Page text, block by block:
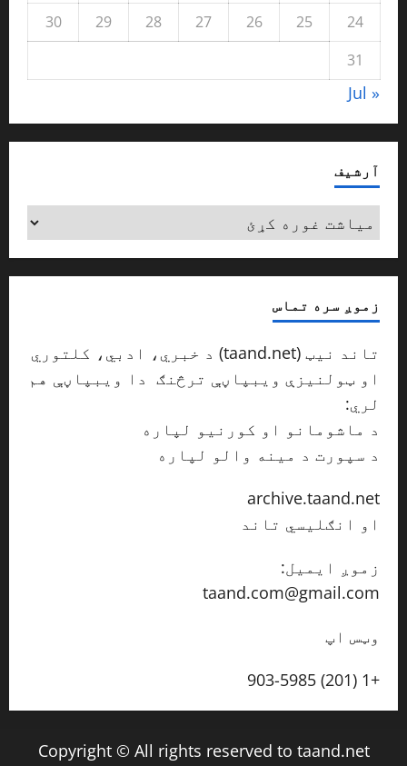
24
25
26
27
28
29
30
31
« Jul
آرشیف
آرشیف
زموږ سره تماس
تاند نیټ (taand.net) د خبري، ادبي، کلتوري
او ټولنیزې ویبپاڼې ترڅنګ دا ویبپاڼې هم
لري:
د ماشومانو او کورنیو لپاره
د سپورت د مینه والو لپاره
archive.taand.net
او انګلیسي تاند
زموږ ایمیل:
taand.com@gmail.com
وټس اپ
+1 (201) 903-5985
Copyright © All rights reserved to taand.net